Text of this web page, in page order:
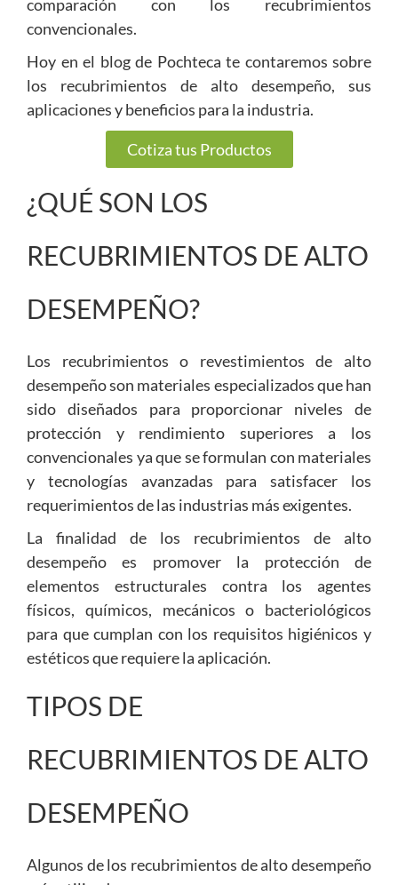
comparación con los recubrimientos
convencionales.
Hoy en el blog de Pochteca te contaremos sobre
los recubrimientos de alto desempeño, sus
aplicaciones y beneficios para la industria.
Cotiza tus Productos
¿QUÉ SON LOS
RECUBRIMIENTOS DE ALTO
DESEMPEÑO?
Los recubrimientos o revestimientos de alto
desempeño son materiales especializados que han
sido diseñados para proporcionar niveles de
protección y rendimiento superiores a los
convencionales ya que se formulan con materiales
y tecnologías avanzadas para satisfacer los
requerimientos de las industrias más exigentes.
La finalidad de los recubrimientos de alto
desempeño es promover la protección de
elementos estructurales contra los agentes
físicos, químicos, mecánicos o bacteriológicos
para que cumplan con los requisitos higiénicos y
estéticos que requiere la aplicación.
TIPOS DE
RECUBRIMIENTOS DE ALTO
DESEMPEÑO
Algunos de los recubrimientos de alto desempeño